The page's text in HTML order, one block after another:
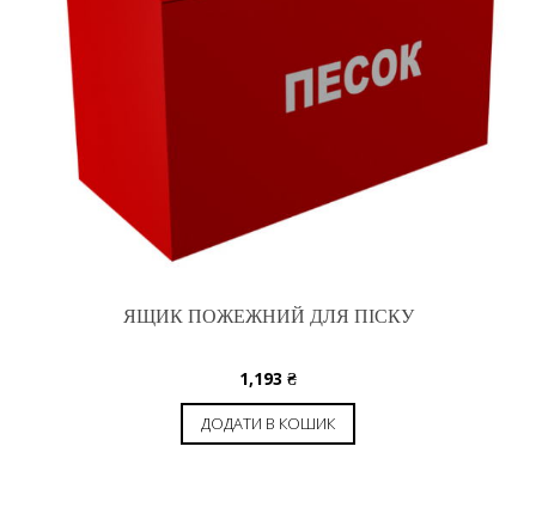
ЯЩИК ПОЖЕЖНИЙ ДЛЯ ПІСКУ
1,193 ₴
ДОДАТИ В КОШИК